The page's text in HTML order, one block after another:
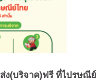
ส่ง(บริจาค)ฟรี ที่ไปรษณีย์